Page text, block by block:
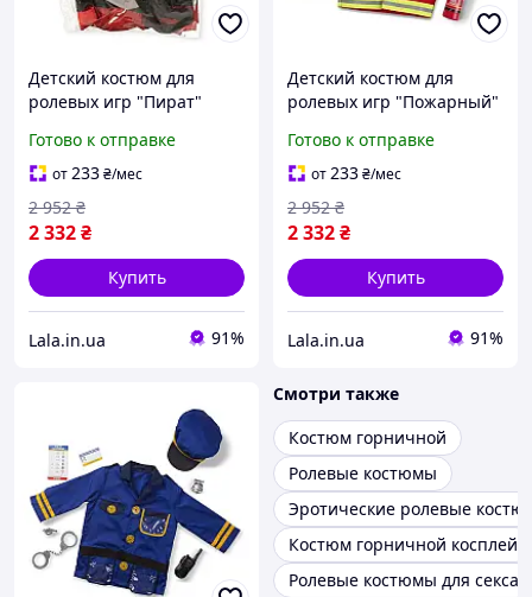
Детский костюм для
ролевых игр "Пират"
от 3-6 лет, Lala.in.ua
Готово к отправке
от233₴/мес
2 332₴
2 952 ₴
Купить
Lala.in.ua 91%
Детский костюм для
ролевых игр "Пожарный"
от 3-6 лет, Lala.in.ua
Готово к отправке
от233₴/мес
2 332₴
2 952 ₴
Купить
Lala.in.ua 91%
Смотри также
Костюм горничной
Ролевые костюмы
Эротические ролевые
Костюм горничной косплей
Ролевые костюмы для секса